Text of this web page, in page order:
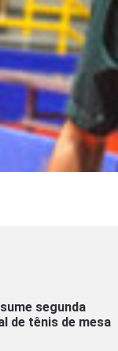
segunda
de tênis de mesa